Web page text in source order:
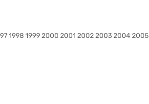
1998 1999 2000 2001 2002 2003 2004 2005